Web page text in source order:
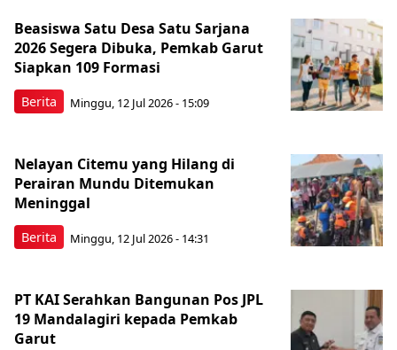
Berita
Beasiswa Satu Desa Satu Sarjana
2026 Segera Dibuka, Pemkab Garut
Siapkan 109 Formasi
Minggu, 12 Jul 2026 - 15:09
Berita
Nelayan Citemu yang Hilang di
Perairan Mundu Ditemukan
Meninggal
Minggu, 12 Jul 2026 - 14:31
PT KAI Serahkan Bangunan Pos JPL
19 Mandalagiri kepada Pemkab
Garut